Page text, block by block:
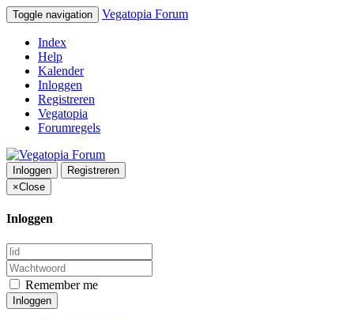
Toggle navigation Vegatopia Forum
Index
Help
Kalender
Inloggen
Registreren
Vegatopia
Forumregels
Inloggen
Registreren
×Close
Inloggen
Remember me
Inloggen